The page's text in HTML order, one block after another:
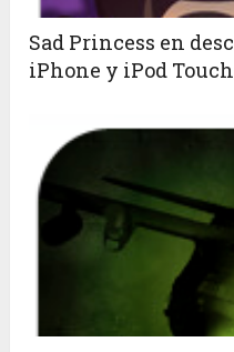
Sad Princess en
iPhone y iPod